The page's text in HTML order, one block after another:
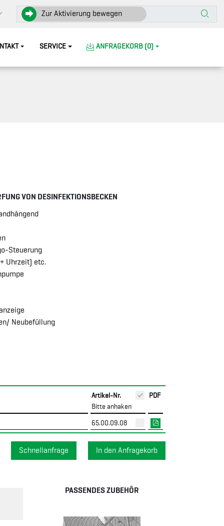
Zur Aktivierung bewegen
SERVICE ANFRAGEKORB (0)
VON DESINFEKTIONSBECKEN
Steuerung
Uhrzeit) etc.
Neubefüllung
Artikel-Nr.
Bitte anhaken
PDF
65.00.09.08
Schnellanfrage
PASSENDES ZUBEHÖR